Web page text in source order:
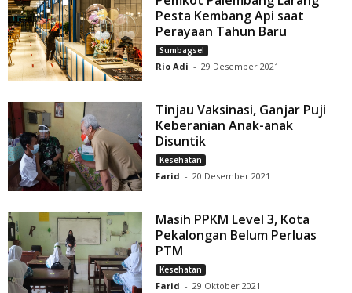
Pesta Kembang Api saat
Perayaan Tahun Baru
Sumbagsel
Rio Adi - 29 Desember 2021
Tinjau Vaksinasi, Ganjar Puji
Keberanian Anak-anak
Disuntik
Kesehatan
Farid - 20 Desember 2021
Masih PPKM Level 3, Kota
Pekalongan Belum Perluas
PTM
Kesehatan
Farid - 29 Oktober 2021